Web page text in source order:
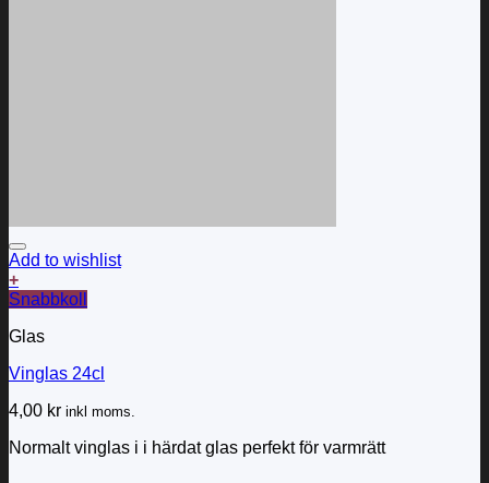
Add to wishlist
+
Snabbkoll
Glas
Vinglas 24cl
4,00 kr inkl moms.
Normalt vinglas i i härdat glas perfekt för varmrätt